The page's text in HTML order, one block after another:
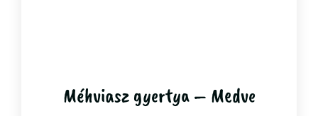
Méhviasz gyertya – Medve